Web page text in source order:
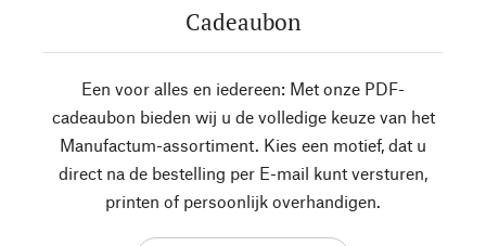
Cadeaubon
Een voor alles en iedereen: Met onze PDF-
cadeaubon bieden wij u de volledige keuze van het
Manufactum-assortiment. Kies een motief, dat u
direct na de bestelling per E-mail kunt versturen,
printen of persoonlijk overhandigen.